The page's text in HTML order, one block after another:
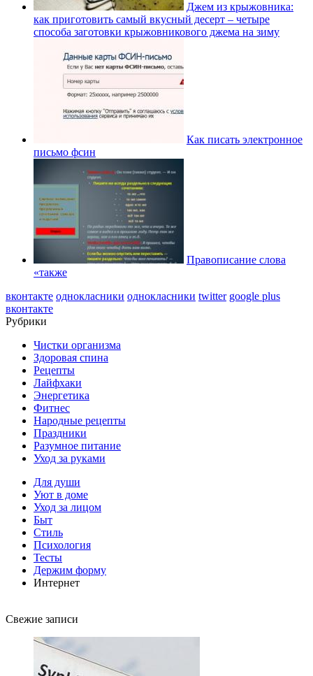
Джем из крыжовника:
как приготовить самый вкусный десерт – четыре
способа заготовки крыжовникового джема на зиму
Как писать электронное
письмо фсин
Правописание слова
«также
вконтакте однокласники однокласники twitter google plus
вконтакте
Рубрики
Чистки организма
Здоровая спина
Рецепты
Лайфхаки
Энергетика
Фитнес
Народные рецепты
Праздники
Разумное питание
Уход за руками
Для души
Уют в доме
Уход за лицом
Быт
Стиль
Психология
Тесты
Держим форму
Интернет
Свежие записи